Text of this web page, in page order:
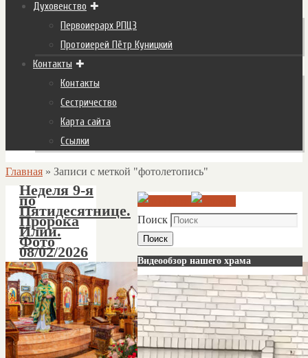
Духовенство
Первоиерарх РПЦЗ
Протоиерей Пётр Куницкий
Контакты
Контакты
Сестричество
Карта сайта
Ссылки
Главная » Записи с меткой "фотолетопись"
Неделя 9-я
по
Пятидесятнице.
Пророка
Илии.
Фото
08/02/2026
Поиск
Поиск
Видеообзор нашего храма